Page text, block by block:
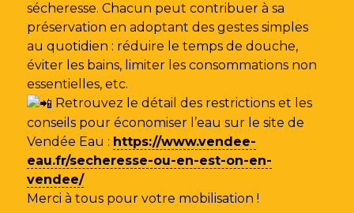
sécheresse. Chacun peut contribuer à sa
préservation en adoptant des gestes simples
au quotidien : réduire le temps de douche,
éviter les bains, limiter les consommations non
essentielles, etc.
Retrouvez le détail des restrictions et les
conseils pour économiser l’eau sur le site de
Vendée Eau : https://www.vendee-
eau.fr/secheresse-ou-en-est-on-en-
vendee/
Merci à tous pour votre mobilisation !